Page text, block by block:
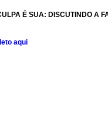
É SUA: DISCUTINDO A
aqui